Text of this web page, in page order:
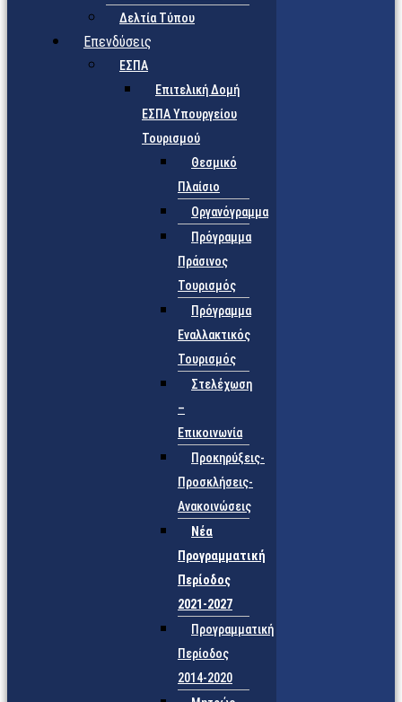
Δελτία Τύπου
Επενδύσεις
ΕΣΠΑ
Επιτελική Δομή
ΕΣΠΑ Υπουργείου
Τουρισμού
Θεσμικό
Πλαίσιο
Οργανόγραμμα
Πρόγραμμα
Πράσινος
Τουρισμός
Πρόγραμμα
Εναλλακτικός
Τουρισμός
Στελέχωση
–
Επικοινωνία
Προκηρύξεις-
Προσκλήσεις-
Ανακοινώσεις
Νέα
Προγραμματική
Περίοδος
2021-2027
Προγραμματική
Περίοδος
2014-2020